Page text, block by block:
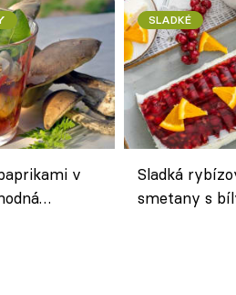
v
SLADKÉ
Sladká
smetany s